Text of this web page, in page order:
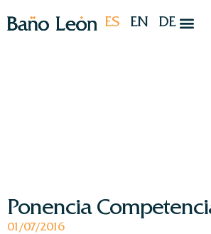
ES EN DE
Ponencia
01/07/2016